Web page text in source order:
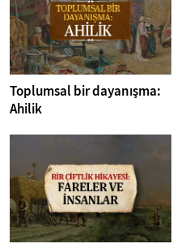
Toplumsal bir dayanışma:
Ahilik